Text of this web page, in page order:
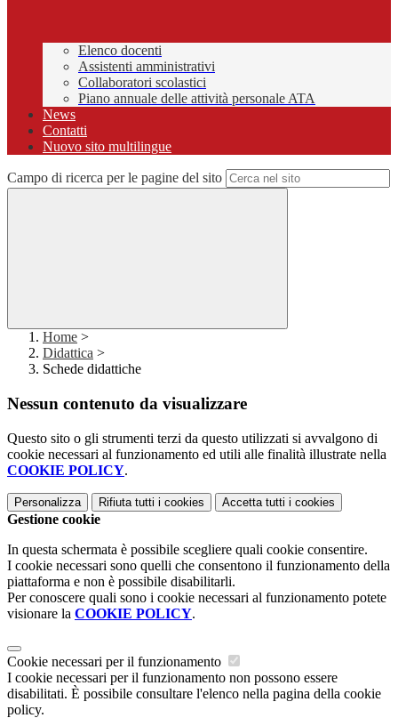
Elenco docenti
Assistenti amministrativi
Collaboratori scolastici
Piano annuale delle attività personale ATA
News
Contatti
Nuovo sito multilingue
Campo di ricerca per le pagine del sito
Home >
Didattica >
Schede didattiche
Nessun contenuto da visualizzare
Questo sito o gli strumenti terzi da questo utilizzati si avvalgono di
cookie necessari al funzionamento ed utili alle finalità illustrate nella
COOKIE POLICY.
Personalizza Rifiuta tutti i cookies Accetta tutti i cookies
Gestione cookie
In questa schermata è possibile scegliere quali cookie consentire.
I cookie necessari sono quelli che consentono il funzionamento della
piattaforma e non è possibile disabilitarli.
Per conoscere quali sono i cookie necessari al funzionamento potete
visionare la COOKIE POLICY.
Cookie necessari per il funzionamento
I cookie necessari per il funzionamento non possono essere
disabilitati. È possibile consultare l'elenco nella pagina della cookie
policy.